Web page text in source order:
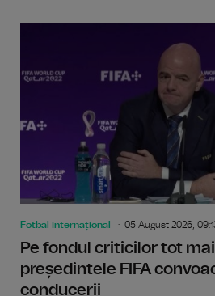
Fotbal internațional 05 August 2026,
Pe fondul criticilor tot
președintele FIFA
conducerii